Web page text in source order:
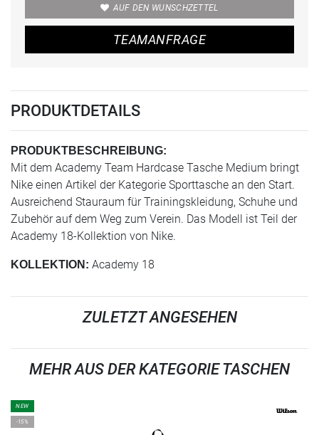
AUF DEN WUNSCHZETTEL
TEAMANFRAGE
PRODUKTDETAILS
PRODUKTBESCHREIBUNG:
Mit dem Academy Team Hardcase Tasche Medium bringt
Nike einen Artikel der Kategorie Sporttasche an den Start.
Ausreichend Stauraum für Trainingskleidung, Schuhe und
Zubehör auf dem Weg zum Verein. Das Modell ist Teil der
Academy 18-Kollektion von Nike.
KOLLEKTION: Academy 18
ZULETZT ANGESEHEN
MEHR AUS DER KATEGORIE TASCHEN
NEW
-15%